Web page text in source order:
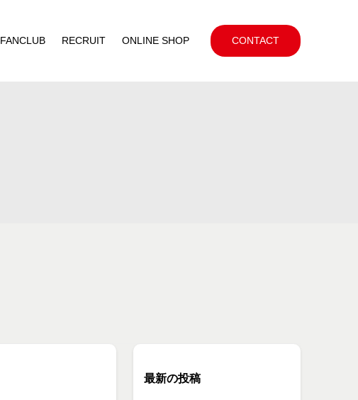
FANCLUB RECRUIT ONLINE SHOP CONTACT
最新の投稿